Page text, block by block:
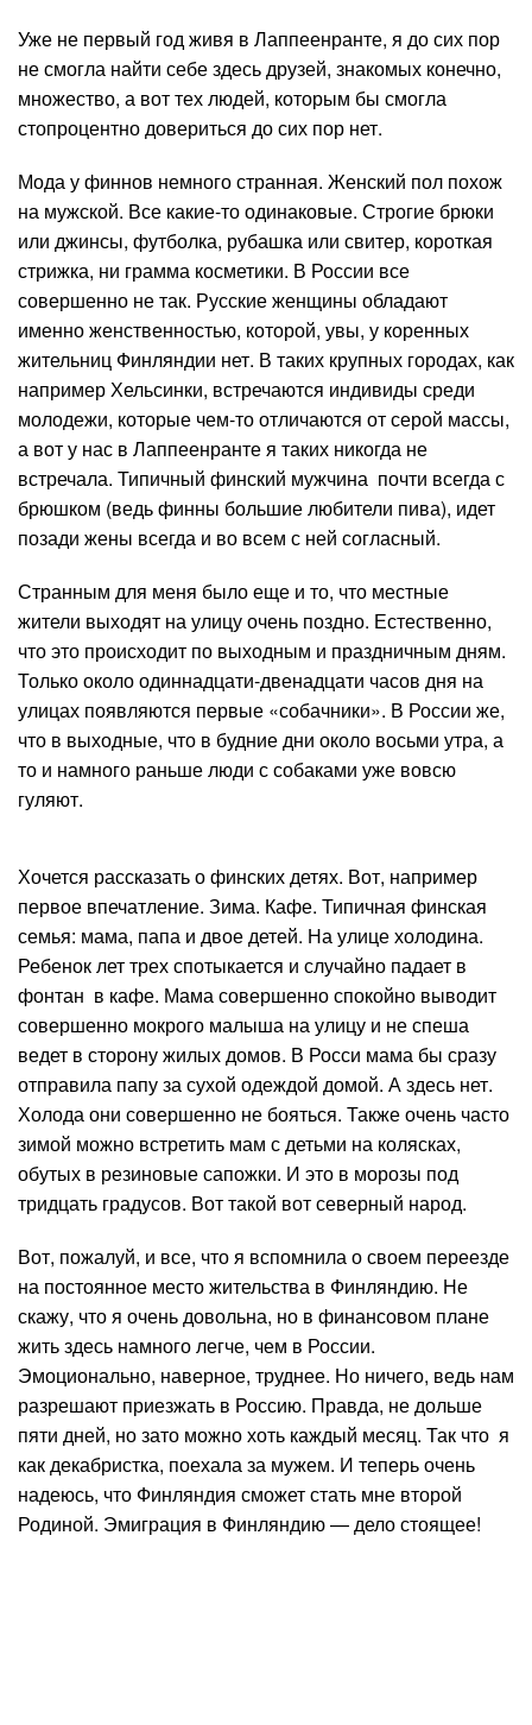
Уже не первый год живя в Лаппеенранте, я до сих пор
не смогла найти себе здесь друзей, знакомых конечно,
множество, а вот тех людей, которым бы смогла
стопроцентно довериться до сих пор нет.
Мода у финнов немного странная. Женский пол похож
на мужской. Все какие-то одинаковые. Строгие брюки
или джинсы, футболка, рубашка или свитер, короткая
стрижка, ни грамма косметики. В России все
совершенно не так. Русские женщины обладают
именно женственностью, которой, увы, у коренных
жительниц Финляндии нет. В таких крупных городах, как
например Хельсинки, встречаются индивиды среди
молодежи, которые чем-то отличаются от серой массы,
а вот у нас в Лаппеенранте я таких никогда не
встречала. Типичный финский мужчина почти всегда с
брюшком (ведь финны большие любители пива), идет
позади жены всегда и во всем с ней согласный.
Странным для меня было еще и то, что местные
жители выходят на улицу очень поздно. Естественно,
что это происходит по выходным и праздничным дням.
Только около одиннадцати-двенадцати часов дня на
улицах появляются первые «собачники». В России же,
что в выходные, что в будние дни около восьми утра, а
то и намного раньше люди с собаками уже вовсю
гуляют.
Хочется рассказать о финских детях. Вот, например
первое впечатление. Зима. Кафе. Типичная финская
семья: мама, папа и двое детей. На улице холодина.
Ребенок лет трех спотыкается и случайно падает в
фонтан в кафе. Мама совершенно спокойно выводит
совершенно мокрого малыша на улицу и не спеша
ведет в сторону жилых домов. В Росси мама бы сразу
отправила папу за сухой одеждой домой. А здесь нет.
Холода они совершенно не бояться. Также очень часто
зимой можно встретить мам с детьми на колясках,
обутых в резиновые сапожки. И это в морозы под
тридцать градусов. Вот такой вот северный народ.
Вот, пожалуй, и все, что я вспомнила о своем переезде
на постоянное место жительства в Финляндию. Не
скажу, что я очень довольна, но в финансовом плане
жить здесь намного легче, чем в России.
Эмоционально, наверное, труднее. Но ничего, ведь нам
разрешают приезжать в Россию. Правда, не дольше
пяти дней, но зато можно хоть каждый месяц. Так что я
как декабристка, поехала за мужем. И теперь очень
надеюсь, что Финляндия сможет стать мне второй
Родиной. Эмиграция в Финляндию — дело стоящее!